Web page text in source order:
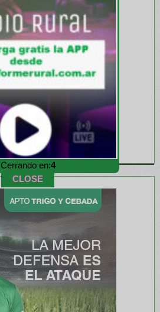
Cerrando en:2
CLOSE